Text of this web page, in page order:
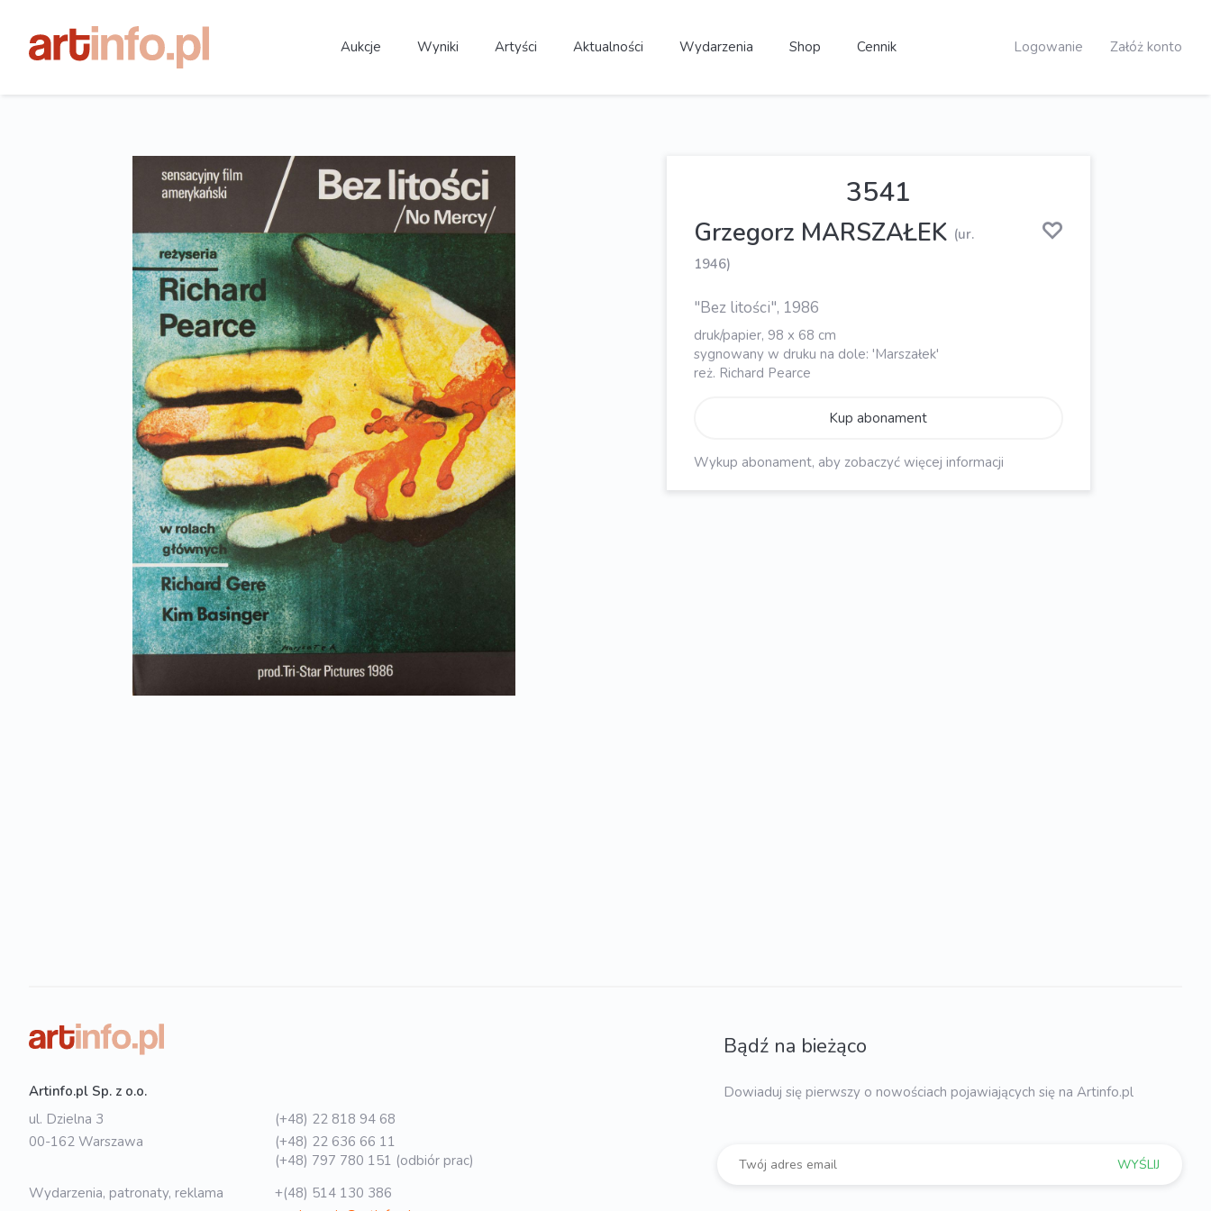
Aukcje Wyniki Artyści Aktualności Wydarzenia Shop Cennik Logowanie Załóż konto
3541
Grzegorz MARSZAŁEK (ur.
1946)
"Bez litości", 1986
druk/papier, 98 x 68 cm
sygnowany w druku na dole: 'Marszałek'
reż. Richard Pearce
Kup abonament
Wykup abonament, aby zobaczyć więcej informacji
Artinfo.pl Sp. z o.o.
ul. Dzielna 3
00-162 Warszawa
(+48) 22 818 94 68
(+48) 22 636 66 11
(+48) 797 780 151 (odbiór prac)
Wydarzenia, patronaty, reklama
+(48) 514 130 386
Bądź na bieżąco
Dowiaduj się pierwszy o nowościach pojawiających się na Artinfo.pl
WYŚLIJ